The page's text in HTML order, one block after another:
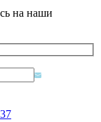
на наши